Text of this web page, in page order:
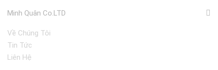
Minh Quân Co.LTD
Về Chúng Tôi
Tin Tức
Liên Hệ